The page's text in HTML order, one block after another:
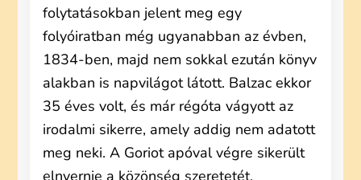
folytatásokban jelent meg egy
folyóiratban még ugyanabban az évben,
1834-ben, majd nem sokkal ezután könyv
alakban is napvilágot látott. Balzac ekkor
35 éves volt, és már régóta vágyott az
irodalmi sikerre, amely addig nem adatott
meg neki. A Goriot apóval végre sikerült
elnyernie a közönség szeretetét.